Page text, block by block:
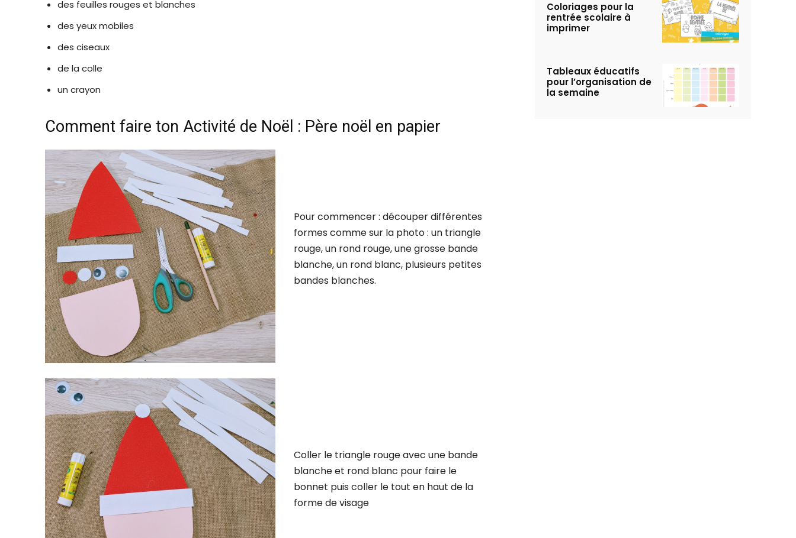
des feuilles rouges et blanches
des yeux mobiles
des ciseaux
de la colle
un crayon
Comment faire ton Activité de Noël : Père noël en papier
Pour commencer : découper différentes
formes comme sur la photo : un triangle
rouge, un rond rouge, une grosse bande
blanche, un rond blanc, plusieurs petites
bandes blanches.
Coller le triangle rouge avec une bande
blanche et rond blanc pour faire le
bonnet puis coller le tout en haut de la
forme de visage
Coloriages pour la
rentrée scolaire à
imprimer
Tableaux éducatifs
pour l’organisation de
la semaine